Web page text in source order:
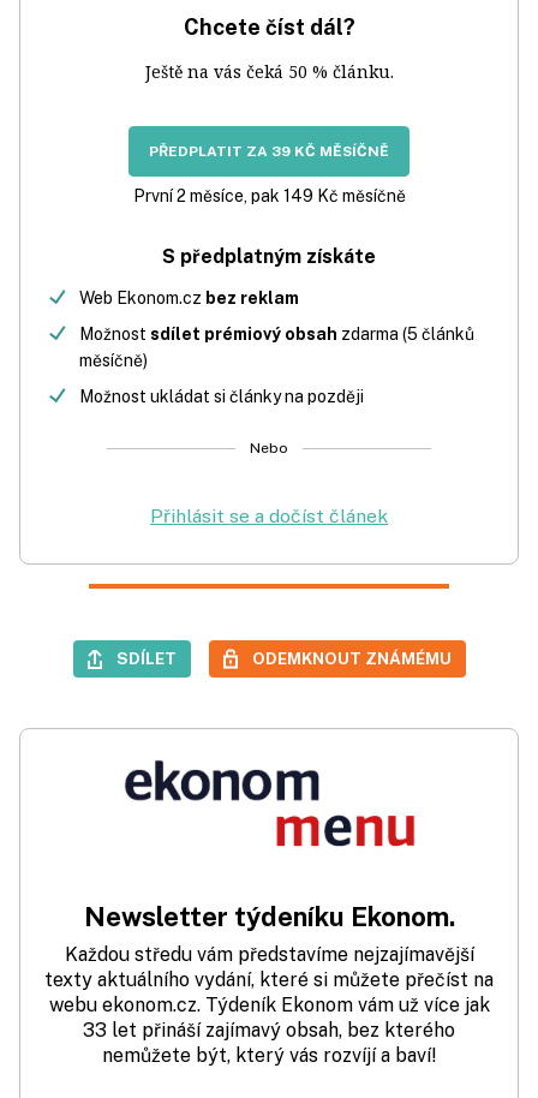
Chcete číst dál?
Ještě na vás čeká 50 % článku.
PŘEDPLATIT ZA 39 KČ MĚSÍČNĚ
První 2 měsíce, pak 149 Kč měsíčně
S předplatným získáte
Web Ekonom.cz bez reklam
Možnost sdílet prémiový obsah zdarma (5 článků
měsíčně)
Možnost ukládat si články na později
Nebo
Přihlásit se a dočíst článek
SDÍLET ODEMKNOUT ZNÁMÉMU
Newsletter týdeníku Ekonom.
Každou středu vám představíme nejzajímavější
texty aktuálního vydání, které si můžete přečíst na
webu ekonom.cz. Týdeník Ekonom vám už více jak
33 let přináší zajímavý obsah, bez kterého
nemůžete být, který vás rozvíjí a baví!